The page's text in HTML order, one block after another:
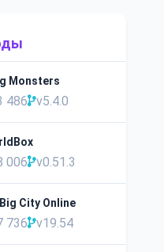
Monsters
486 v5.4.0
006 v0.51.3
City Online
736 v19.54